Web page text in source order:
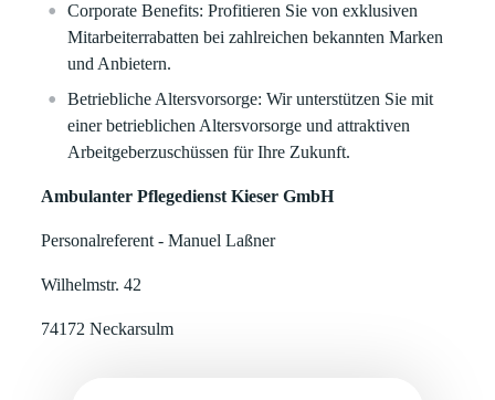
Corporate Benefits: Profitieren Sie von exklusiven
Mitarbeiterrabatten bei zahlreichen bekannten Marken
und Anbietern.
Betriebliche Altersvorsorge: Wir unterstützen Sie mit
einer betrieblichen Altersvorsorge und attraktiven
Arbeitgeberzuschüssen für Ihre Zukunft.
Ambulanter Pflegedienst Kieser GmbH
Personalreferent - Manuel Laßner
Wilhelmstr. 42
74172 Neckarsulm